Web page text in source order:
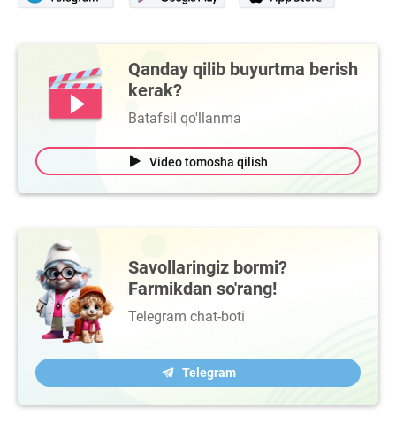
Qanday qilib buyurtma berish
kerak?
Batafsil qo'llanma
Video tomosha qilish
Savollaringiz bormi?
Farmikdan so'rang!
Telegram chat-boti
Telegram